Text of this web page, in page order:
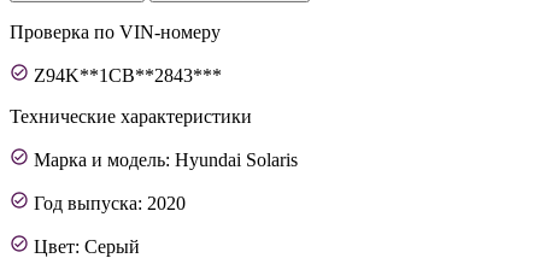
Проверка по VIN-номеру
Z94K**1CB**2843***
Технические характеристики
Марка и модель: Hyundai Solaris
Год выпуска: 2020
Цвет: Серый